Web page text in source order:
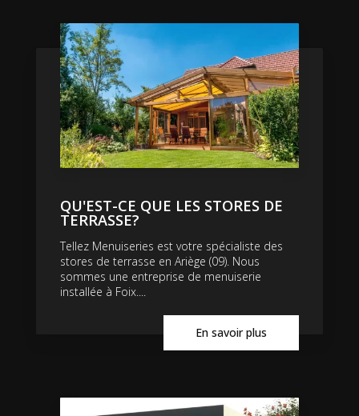
QU'EST-CE QUE LES STORES DE
TERRASSE?
Tellez Menuiseries est votre spécialiste des
stores de terrasse en Ariège (09). Nous
sommes une entreprise de menuiserie
installée à Foix....
En savoir plus